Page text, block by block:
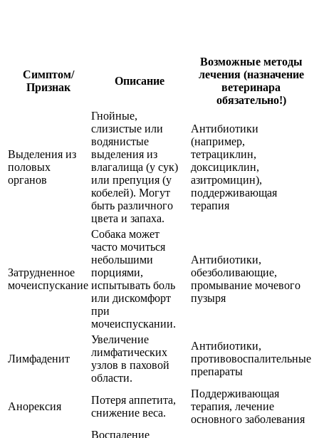
Симптом/
Признак
Описание
Возможные методы
лечения (назначение
ветеринара
обязательно!)
Выделения из
половых
органов
Гнойные,
слизистые или
водянистые
выделения из
влагалища (у сук)
или препуция (у
кобелей). Могут
быть различного
цвета и запаха.
Антибиотики
(например,
тетрациклин,
доксициклин,
азитромицин),
поддерживающая
терапия
Затрудненное
мочеиспускание
Собака может
часто мочиться
небольшими
порциями,
испытывать боль
или дискомфорт
при
мочеиспускании.
Антибиотики,
обезболивающие,
промывание мочевого
пузыря
Лимфаденит
Увеличение
лимфатических
узлов в паховой
области.
Антибиотики,
противовоспалительные
препараты
Анорексия
Потеря аппетита,
снижение веса.
Поддерживающая
терапия, лечение
основного заболевания
Воспаление